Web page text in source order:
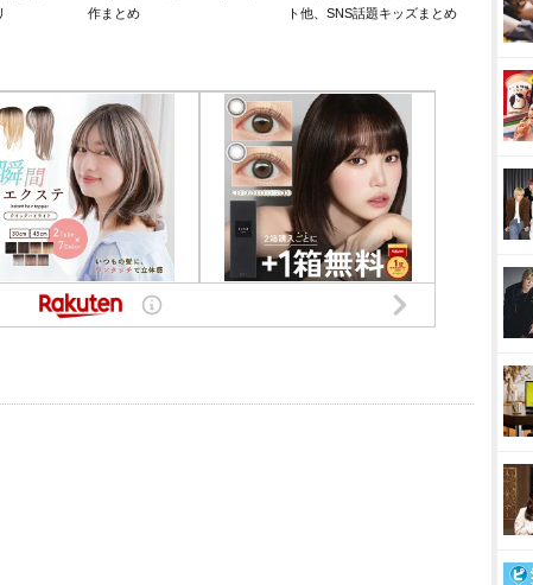
作まとめ
ト他、SNS話題キッズまとめ